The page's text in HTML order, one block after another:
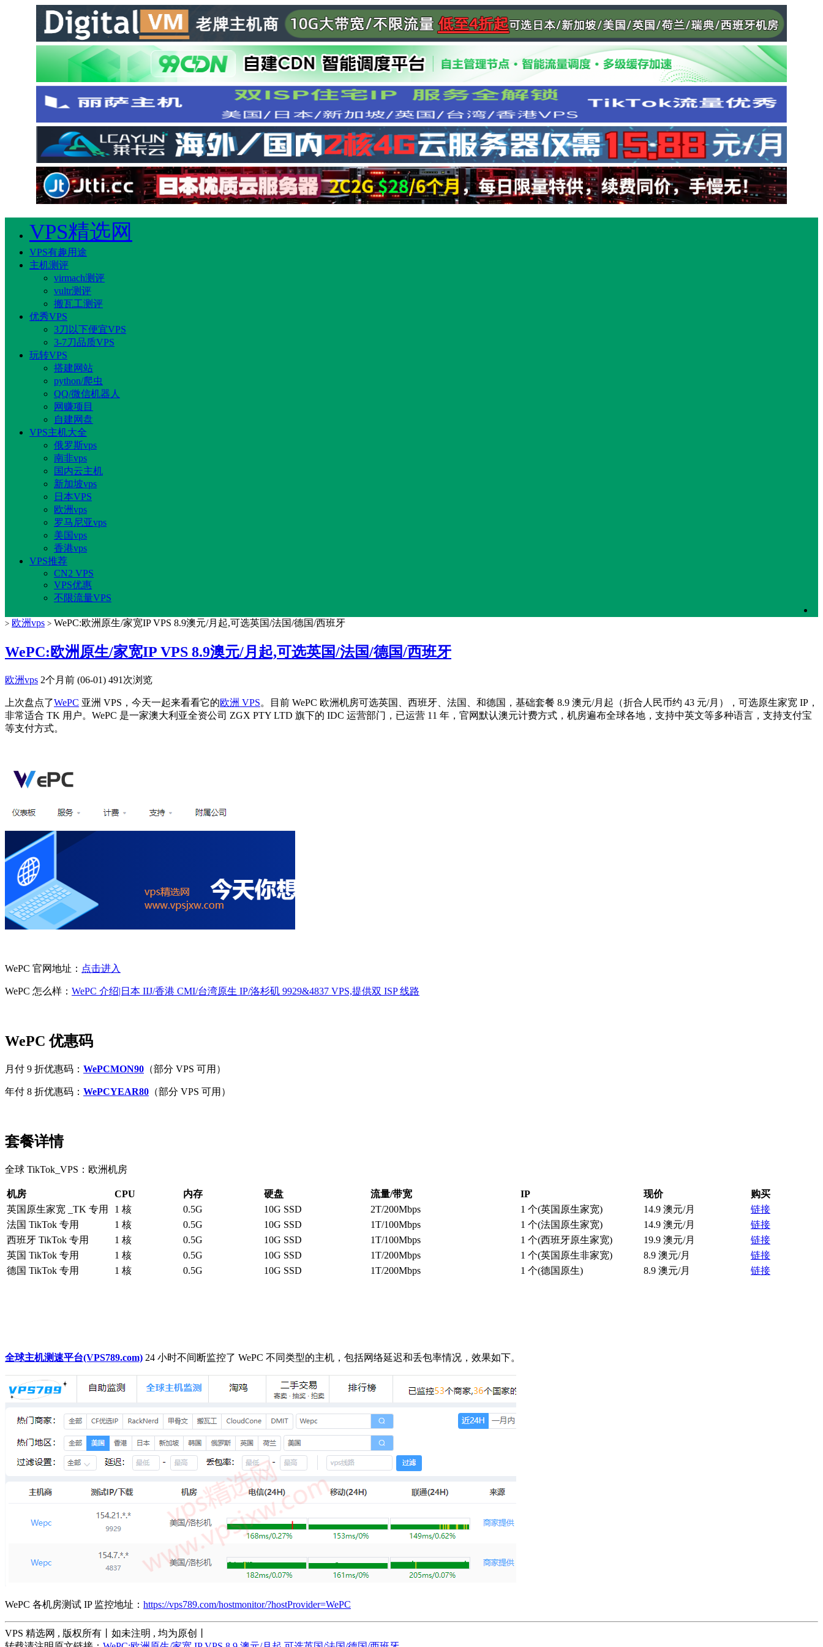
VPS精选网
VPS有趣用途
主机测评
virmach测评
vultr测评
搬瓦工测评
优秀VPS
3刀以下便宜VPS
3-7刀品质VPS
玩转VPS
搭建网站
python/爬虫
QQ/微信机器人
网赚项目
自建网盘
VPS主机大全
俄罗斯vps
南非vps
国内云主机
新加坡vps
日本VPS
欧洲vps
罗马尼亚vps
美国vps
香港vps
VPS推荐
CN2 VPS
VPS优惠
不限流量VPS
> 欧洲vps > WePC:欧洲原生/家宽IP VPS 8.9澳元/月起,可选英国/法国/德国/西班牙
WePC:欧洲原生/家宽IP VPS 8.9澳元/月起,可选英国/法国/德国/西班牙
欧洲vps 2个月前 (06-01) 491次浏览
上次盘点了WePC 亚洲 VPS，今天一起来看看它的欧洲 VPS。目前 WePC 欧洲机房可选英国、西班牙、法国、和德国，基础套餐 8.9 澳元/月起（折合人民币约 43 元/月），可选原生家宽 IP，
非常适合 TK 用户。WePC 是一家澳大利亚全资公司 ZGX PTY LTD 旗下的 IDC 运营部门，已运营 11 年，官网默认澳元计费方式，机房遍布全球各地，支持中英文等多种语言，支持支付宝
等支付方式。
WePC 官网地址： 点击进入
WePC 怎么样： WePC 介绍|日本 IIJ/香港 CMI/台湾原生 IP/洛杉矶 9929&4837 VPS,提供双 ISP 线路
WePC 优惠码
月付 9 折优惠码： WePCMON90 （部分 VPS 可用）
年付 8 折优惠码： WePCYEAR80 （部分 VPS 可用）
套餐详情
全球 TikTok_VPS：欧洲机房
机房 CPU 内存 硬盘 流量/带宽 IP 现价
购买
英国原生家宽 _TK 专用
1 核 0.5G 10G SSD 2T/200Mbps 1 个(英国原生家宽) 14.9 澳元/月
链接
法国 TikTok 专用
1 核 0.5G 10G SSD 1T/100Mbps 1 个(法国原生家宽) 14.9 澳元/月
链接
西班牙 TikTok 专用
1 核 0.5G 10G SSD 1T/100Mbps 1 个(西班牙原生家宽) 19.9 澳元/月
链接
英国 TikTok 专用
1 核 0.5G 10G SSD 1T/200Mbps 1 个(英国原生非家宽) 8.9 澳元/月
链接
德国 TikTok 专用
1 核 0.5G 10G SSD 1T/200Mbps 1 个(德国原生) 8.9 澳元/月 链接
全球主机测速平台(VPS789.com) 24 小时不间断监控了 WePC 不同类型的主机，包括网络延迟和丢包率情况，效果如下。
WePC 各机房测试 IP 监控地址： https://vps789.com/hostmonitor/?hostProvider=WePC
VPS 精选网 , 版权所有丨如未注明 , 均为原创丨